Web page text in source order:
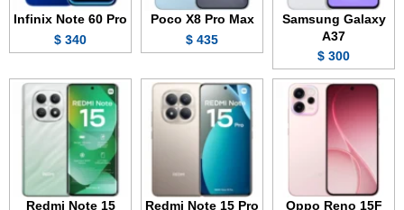
Samsung Galaxy
A37
300 $
Poco X8 Pro Max
435 $
Infinix Note 60 Pro
340 $
Oppo Reno 15F
Redmi Note 15 Pro
Redmi Note 15